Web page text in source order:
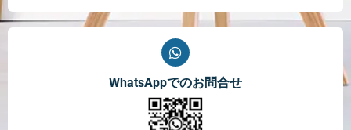
WhatsAppでのお問合せ